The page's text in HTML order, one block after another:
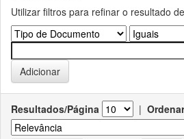
Utilizar filtros para refinar o resultado
Resultados/Página |